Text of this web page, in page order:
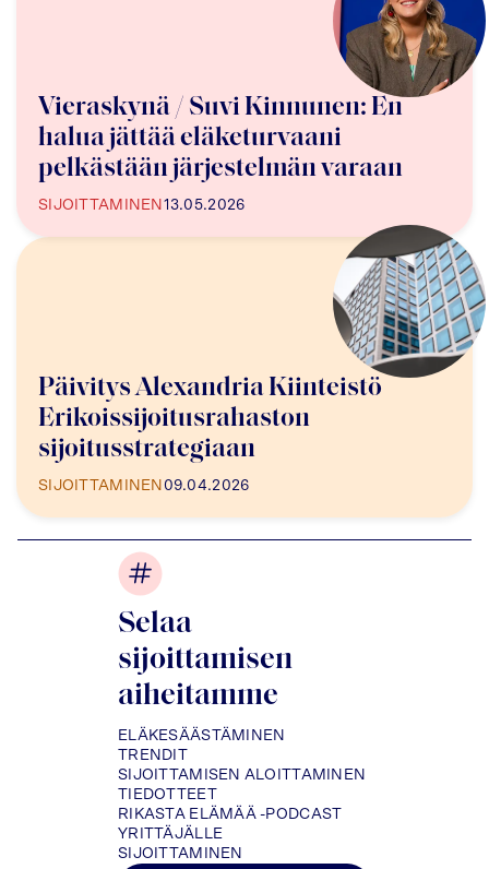
Vieraskynä / Suvi Kinnunen: En
halua jättää eläketurvaani
pelkästään järjestelmän varaan
SIJOITTAMINEN 13.05.2026
Päivitys Alexandria Kiinteistö
Erikoissijoitusrahaston
sijoitusstrategiaan
SIJOITTAMINEN 09.04.2026
Selaa
sijoittamisen
aiheitamme
ELÄKESÄÄSTÄMINEN
TRENDIT
SIJOITTAMISEN ALOITTAMINEN
TIEDOTTEET
RIKASTA ELÄMÄÄ -PODCAST
YRITTÄJÄLLE
SIJOITTAMINEN